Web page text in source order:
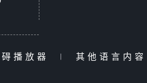
播放器 | 其他语言内容